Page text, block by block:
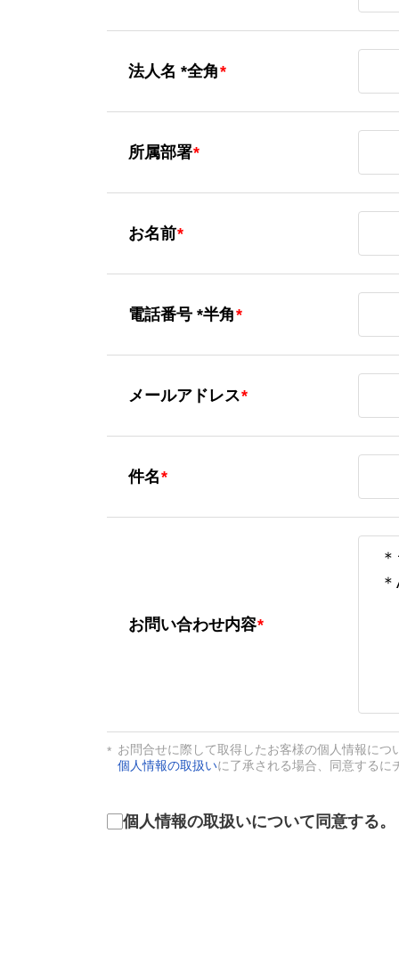
法人名 *全角*
法人名 *
所属部署*
所属部署
お名前*
お名前
電話番号 *半角*
電話番号
メールアドレス*
メールア
件名*
件名
お問い合わせ内容*
お問い合
お問合せに際して取得したお客様の個人情報に
個人情報の取扱いに了承される場合、同意するに
利用同意個人情報の取扱いについて同意する。